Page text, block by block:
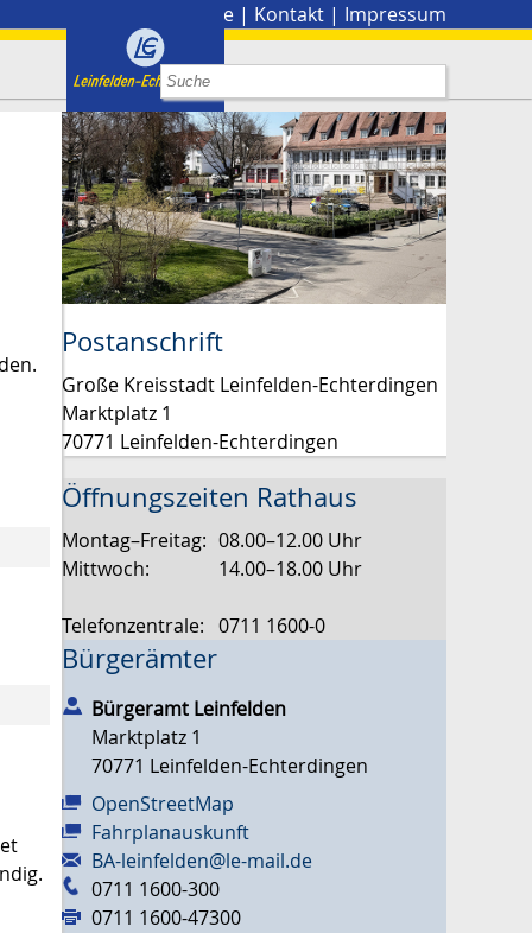
Presse | Kontakt | Impressum
Postanschrift
Große Kreisstadt Leinfelden-Echterdingen
Marktplatz 1
70771 Leinfelden-Echterdingen
Öffnungszeiten Rathaus
Montag–Freitag: 08.00–12.00 Uhr
Mittwoch:
14.00–18.00 Uhr
Telefonzentrale: 0711 1600-0
Bürgerämter
Bürgeramt Leinfelden
Marktplatz 1
70771 Leinfelden-Echterdingen
OpenStreetMap
Fahrplanauskunft
BA-leinfelden@le-mail.de
0711 1600-300
0711 1600-47300